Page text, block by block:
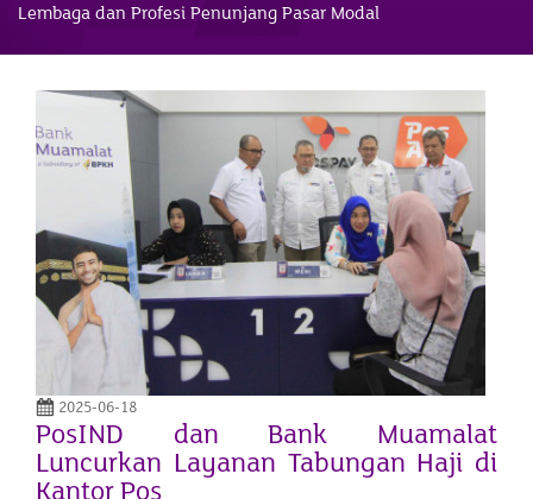
Lembaga dan Profesi Penunjang Pasar Modal
2025-06-18
PosIND dan Bank Muamalat
Luncurkan Layanan Tabungan Haji di
Kantor Pos